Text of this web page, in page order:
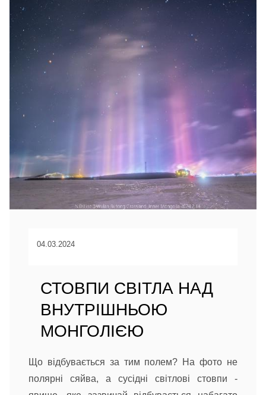
04.03.2024
СТОВПИ СВІТЛА НАД
ВНУТРІШНЬОЮ
МОНГОЛІЄЮ
Що відбувається за тим полем? На фото не
полярні сяйва, а сусідні світлові стовпи -